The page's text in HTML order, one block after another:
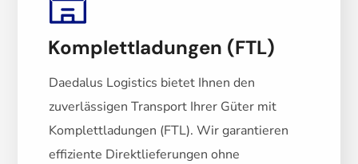
Komplettladungen (FTL)
Daedalus Logistics bietet Ihnen den
zuverlässigen Transport Ihrer Güter mit
Komplettladungen (FTL). Wir garantieren
effiziente Direktlieferungen ohne